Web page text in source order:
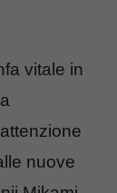
vitale in
nuove